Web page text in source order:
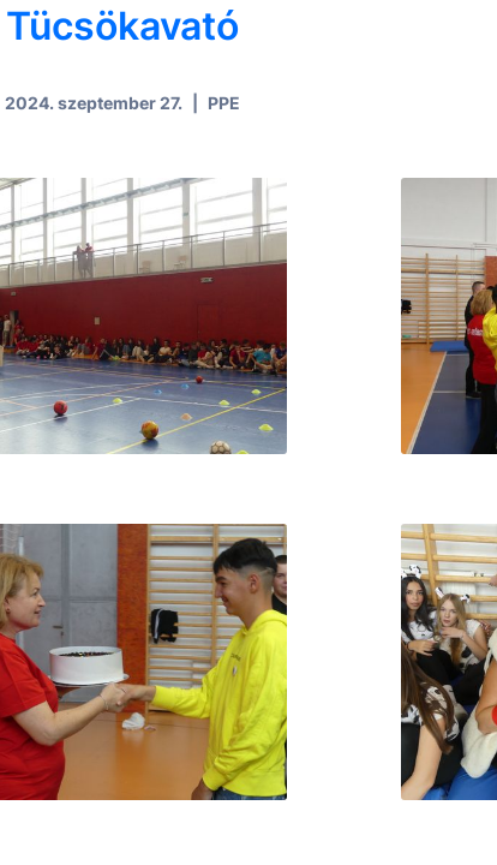
Tücsökavató
2024. szeptember 27. PPE